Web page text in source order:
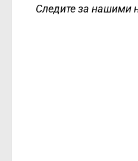
Следите за нашими